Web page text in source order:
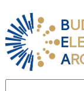
B
E
A